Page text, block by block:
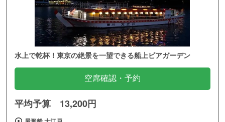
水上で乾杯！東京の絶景を一望できる船上ビアガーデン
空席確認・予約
平均予算 13,200円